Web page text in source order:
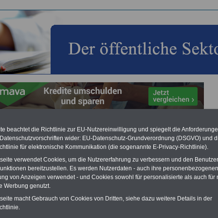
öffentliche Sektor: Änderungen ab 01.01.2022
Vorteile für den
Dienst
und sparen:
-
beachtet die Richtlinie zur EU-Nutzereinwilligung und spiegelt die
wider: EU-Datenschutz-Grundverordnung (DSGVO) und
für elektronische Kommunikation (die sogenannte E-Privacy-Richtlinie).
verwendet Cookies, um die Nutzererfahrung zu verbessern und den
bereitzustellen. Es werden Nutzerdaten - auch ihre
von Anzeigen verwendet - und Cookies sowohl für personalisierte als auch für
Werbung genutzt.
macht Gebrauch von Cookies von Dritten, siehe dazu weitere Details in der